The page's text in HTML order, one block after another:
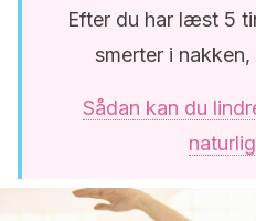
Efter du har læst 5
smerter i
Sådan kan du